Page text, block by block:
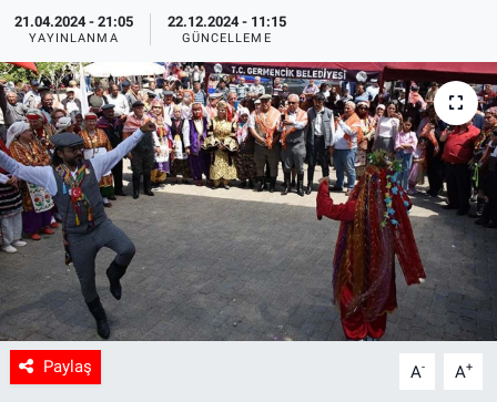
21.04.2024 - 21:05
YAYINLANMA
22.12.2024 - 11:15
GÜNCELLEME
Paylaş A- A+
Kültür Sanat
Magazin
Politika
Sağlık
Spor
Yaşam
Tarım
Haber Arşivi